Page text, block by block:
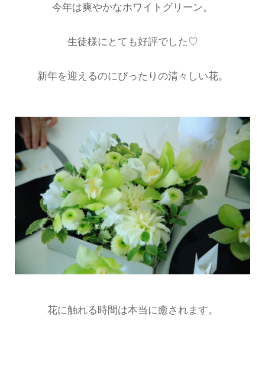
今年は爽やかなホワイトグリーン。
生徒様にとても好評でした♡
新年を迎えるのにぴったりの清々しい花。
花に触れる時間は本当に癒されます。